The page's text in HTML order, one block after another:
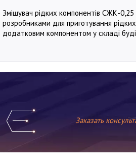
Змішувач рідких компонентів СЖК-
розробниками для приготування рідких
додатковим компонентом у складі
Заказать